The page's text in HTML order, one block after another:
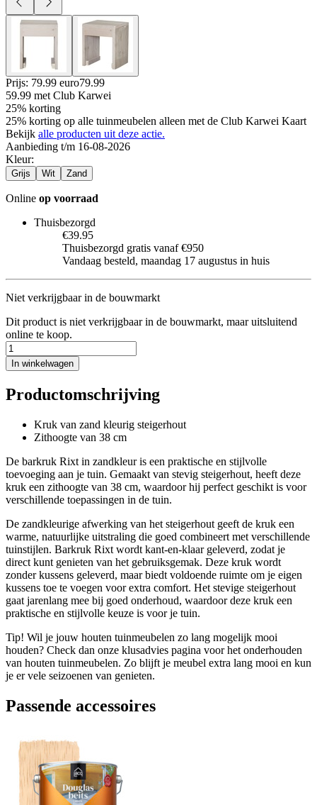
Prijs: 79.99 euro79.99
59.99 met Club Karwei
25% korting
25% korting op alle tuinmeubelen alleen met de Club Karwei Kaart
Bekijk alle producten uit deze actie.
Aanbieding t/m 16-08-2026
Kleur:
Grijs Wit Zand
Online op voorraad
Thuisbezorgd
€39.95
Thuisbezorgd gratis vanaf €950
Vandaag besteld, maandag 17 augustus in huis
Niet verkrijgbaar in de bouwmarkt
Dit product is niet verkrijgbaar in de bouwmarkt, maar uitsluitend
online te koop.
In winkelwagen
Productomschrijving
Kruk van zand kleurig steigerhout
Zithoogte van 38 cm
De barkruk Rixt in zandkleur is een praktische en stijlvolle
toevoeging aan je tuin. Gemaakt van stevig steigerhout, heeft deze
kruk een zithoogte van 38 cm, waardoor hij perfect geschikt is voor
verschillende toepassingen in de tuin.
De zandkleurige afwerking van het steigerhout geeft de kruk een
warme, natuurlijke uitstraling die goed combineert met verschillende
tuinstijlen. Barkruk Rixt wordt kant-en-klaar geleverd, zodat je
direct kunt genieten van het gebruiksgemak. Deze kruk wordt
zonder kussens geleverd, maar biedt voldoende ruimte om je eigen
kussens toe te voegen voor extra comfort. Het stevige steigerhout
gaat jarenlang mee bij goed onderhoud, waardoor deze kruk een
praktische en stijlvolle keuze is voor je tuin.
Tip! Wil je jouw houten tuinmeubelen zo lang mogelijk mooi
houden? Check dan onze klusadvies pagina voor het onderhouden
van houten tuinmeubelen. Zo blijft je meubel extra lang mooi en kun
je er vele seizoenen van genieten.
Passende accessoires